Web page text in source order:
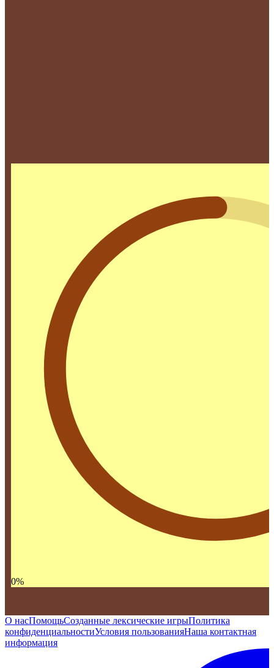
0%
О насПомощьСозданные лексические игрыПолитика
конфиденциальностиУсловия пользованияНаша контактная
информация